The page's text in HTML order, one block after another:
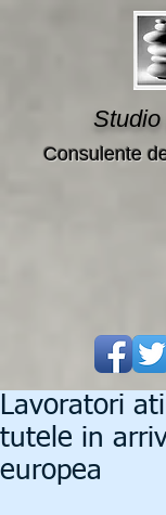
Consulente
Lavoratori
tutele in
europea